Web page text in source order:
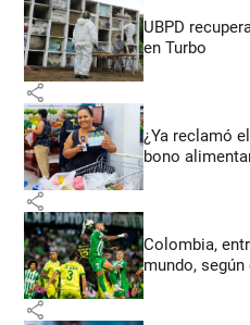
UBPD
en Turbo
share
¿Ya reclamó
bono
share
Colombia,
mundo,
share